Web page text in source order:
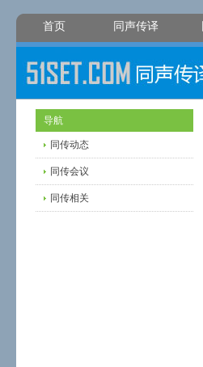
首页 同声传译
导航
同传动态
同传会议
同传相关